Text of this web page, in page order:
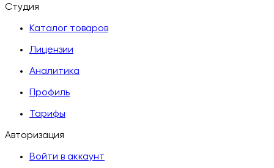
Студия
Каталог товаров
Лицензии
Аналитика
Профиль
Тарифы
Авторизация
Войти в аккаунт